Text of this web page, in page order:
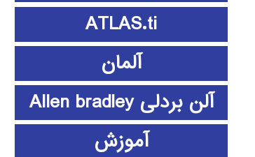
ATLAS.ti
آلمان
آلن بردلی Allen bradley
آموزش